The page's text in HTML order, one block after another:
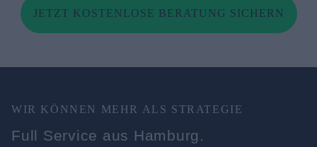
JETZT KOSTENLOSE BERATUNG SICHERN
WIR KÖNNEN MEHR ALS STRATEGIE
Full Service aus Hamburg.